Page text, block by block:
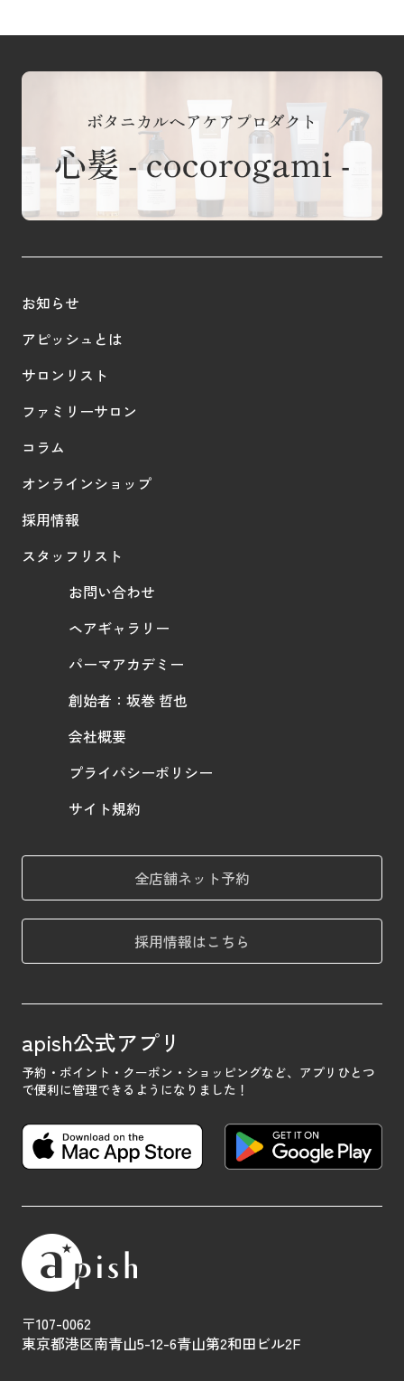
お知らせ
アピッシュとは
サロンリスト
ファミリーサロン
コラム
オンラインショップ
採用情報
スタッフリスト
お問い合わせ
ヘアギャラリー
パーマアカデミー
創始者：坂巻 哲也
会社概要
プライバシーポリシー
サイト規約
全店舗ネット予約
採用情報はこちら
apish公式アプリ
予約・ポイント・クーポン・ショッピングなど、 アプリひとつ
で便利に管理できるようになりました！
〒107-0062
東京都港区南青山5-12-6青山第2和田ビル2F